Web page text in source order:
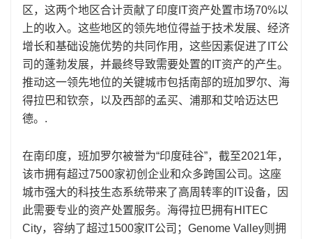
区，这两个地区合计贡献了印度IT资产处置市场70%以
上的收入。这些地区的领先地位得益于技术发展、经济
增长和基础设施优势的共同作用，这些因素促进了IT公
司的蓬勃发展，并最终导致需要处置的IT资产的产生。
推动这一领先地位的关键城市包括南部的班加罗尔、海
得拉巴和钦奈，以及西部的孟买、浦那和艾哈迈达巴
德。.
在南印度，班加罗尔被誉为“印度硅谷”，截至2021年，
该市拥有超过7500家初创企业和众多跨国公司。这座
城市强大的科技生态系统带来了高周转率的IT设备，因
此需要专业的资产处置服务。海得拉巴拥有HITEC
City，容纳了超过1500家IT公司；Genome Valley则拥